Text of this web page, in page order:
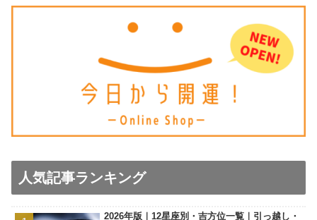
人気記事ランキング
2026年版｜12星座別・吉方位一覧｜引っ越し・